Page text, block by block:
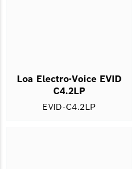
Loa Electro-Voice EVID
C4.2LP
EVID-C4.2LP